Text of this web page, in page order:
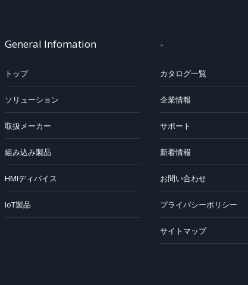
General Infomation
トップ
ソリューション
取扱メーカー
組み込み製品
HMIディバイス
IoT製品
-
カタログ一覧
企業情報
サポート
新着情報
お問い合わせ
プライバシーポリシー
サイトマップ